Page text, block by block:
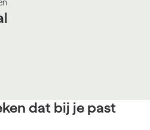
dat bij je past